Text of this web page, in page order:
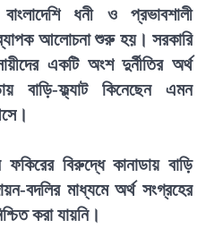
ধনী ও প্রভাবশালী
আলোচনা শুরু হয়। সরকারি
একটি অংশ দুর্নীতির অর্থ
বাড়ি-ফ্ল্যাট কিনেছেন এমন
বিরুদ্ধে কানাডায় বাড়ি
বদলির মাধ্যমে অর্থ সংগ্রহের
করা যায়নি।